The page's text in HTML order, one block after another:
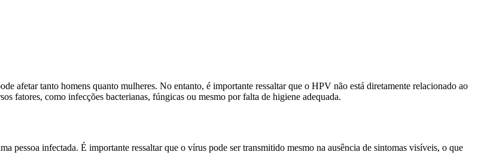
afetar tanto homens quanto mulheres. No entanto, é importante ressaltar que o HPV não está diretamente relacionado ao
fatores, como infecções bacterianas, fúngicas ou mesmo por falta de higiene adequada.
infectada. É importante ressaltar que o vírus pode ser transmitido mesmo na ausência de sintomas visíveis, o que